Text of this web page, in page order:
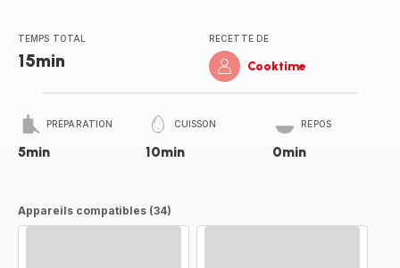
TEMPS TOTAL
15min
RECETTE DE
Cooktime
PRÉPARATION
5min
CUISSON
10min
REPOS
0min
Appareils compatibles (34)